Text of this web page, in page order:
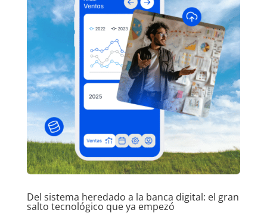
Del sistema heredado a la banca digital: el gran
salto tecnológico que ya empezó